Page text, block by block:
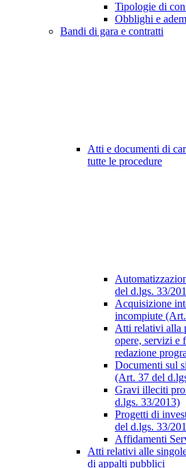
Tipologie di
Obblighi e
Bandi di gara e contratti
Atti e documenti di
tutte le procedure
del d.lgs. 33/
Acquisizione
incompiute
Atti relativi alla
opere, servizi e
redazione
Documenti sul
(Art. 37 del
Gravi illeciti
d.lgs. 33/2013)
Progetti di
del d.lgs. 33/
Affidamenti
Atti relativi alle
di appalti pubblici